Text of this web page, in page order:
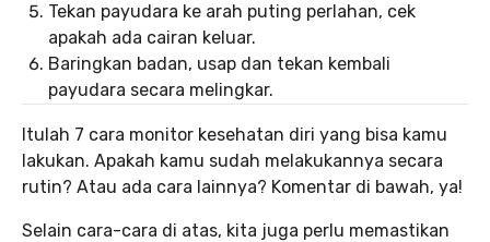
Tekan payudara ke arah puting perlahan, cek
apakah ada cairan keluar.
Baringkan badan, usap dan tekan kembali
payudara secara melingkar.
Itulah 7 cara monitor kesehatan diri yang bisa kamu
lakukan. Apakah kamu sudah melakukannya secara
rutin? Atau ada cara lainnya? Komentar di bawah, ya!
Selain cara-cara di atas, kita juga perlu memastikan